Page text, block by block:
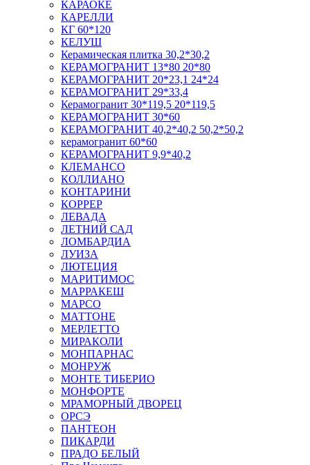
КАРАОКЕ
КАРЕЛЛИ
КГ 60*120
КЕЛУШ
Керамическая плитка 30,2*30,2
КЕРАМОГРАНИТ 13*80 20*80
КЕРАМОГРАНИТ 20*23,1 24*24
КЕРАМОГРАНИТ 29*33,4
Керамогранит 30*119,5 20*119,5
КЕРАМОГРАНИТ 30*60
КЕРАМОГРАНИТ 40,2*40,2 50,2*50,2
керамогранит 60*60
КЕРАМОГРАНИТ 9,9*40,2
КЛЕМАНСО
КОЛЛИАНО
КОНТАРИНИ
КОРРЕР
ЛЕВАДА
ЛЕТНИЙ САД
ЛОМБАРДИА
ЛУИЗА
ЛЮТЕЦИЯ
МАРИТИМОС
МАРРАКЕШ
МАРСО
МАТТОНЕ
МЕРЛЕТТО
МИРАКОЛИ
МОНПАРНАС
МОНРУЖ
МОНТЕ ТИБЕРИО
МОНФОРТЕ
МРАМОРНЫЙ ДВОРЕЦ
ОРСЭ
ПАНТЕОН
ПИКАРДИ
ПРАДО БЕЛЫЙ